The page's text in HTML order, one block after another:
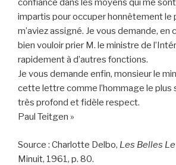
confiance dans les moyens qui me
impartis pour occuper honnêtement le
m’aviez assigné. Je vous demande, en
bien vouloir prier M. le ministre de
rapidement à d’autres fonctions.
Je vous demande enfin, monsieur le
cette lettre comme l’hommage le plus
très profond et fidèle respect.
Paul Teitgen »
Source : Charlotte Delbo, Les Belles
Minuit, 1961, p. 80.